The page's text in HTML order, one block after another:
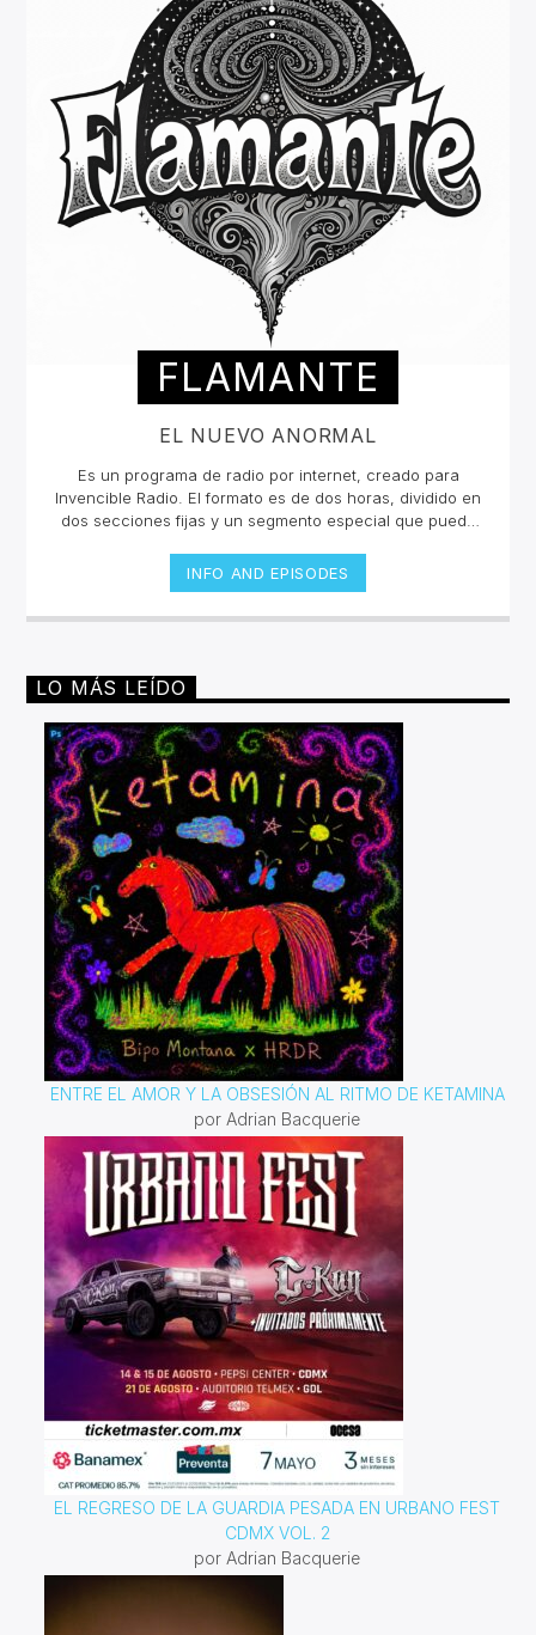
FLAMANTE
EL NUEVO ANORMAL
Es un programa de radio por internet, creado para
Invencible Radio. El formato es de dos horas, dividido en
dos secciones fijas y un segmento especial que puede
neopsicodélica mundial, Flamante presenta nuevas
exploraciones musicales (poco convencionales y
audaces) de la escena underground, sin dejar de lado
INFO AND EPISODES
LO MÁS LEÍDO
ENTRE EL AMOR Y LA OBSESIÓN AL RITMO DE KETAMINA
por Adrian Bacquerie
EL REGRESO DE LA GUARDIA PESADA EN URBANO FEST
CDMX VOL. 2
por Adrian Bacquerie